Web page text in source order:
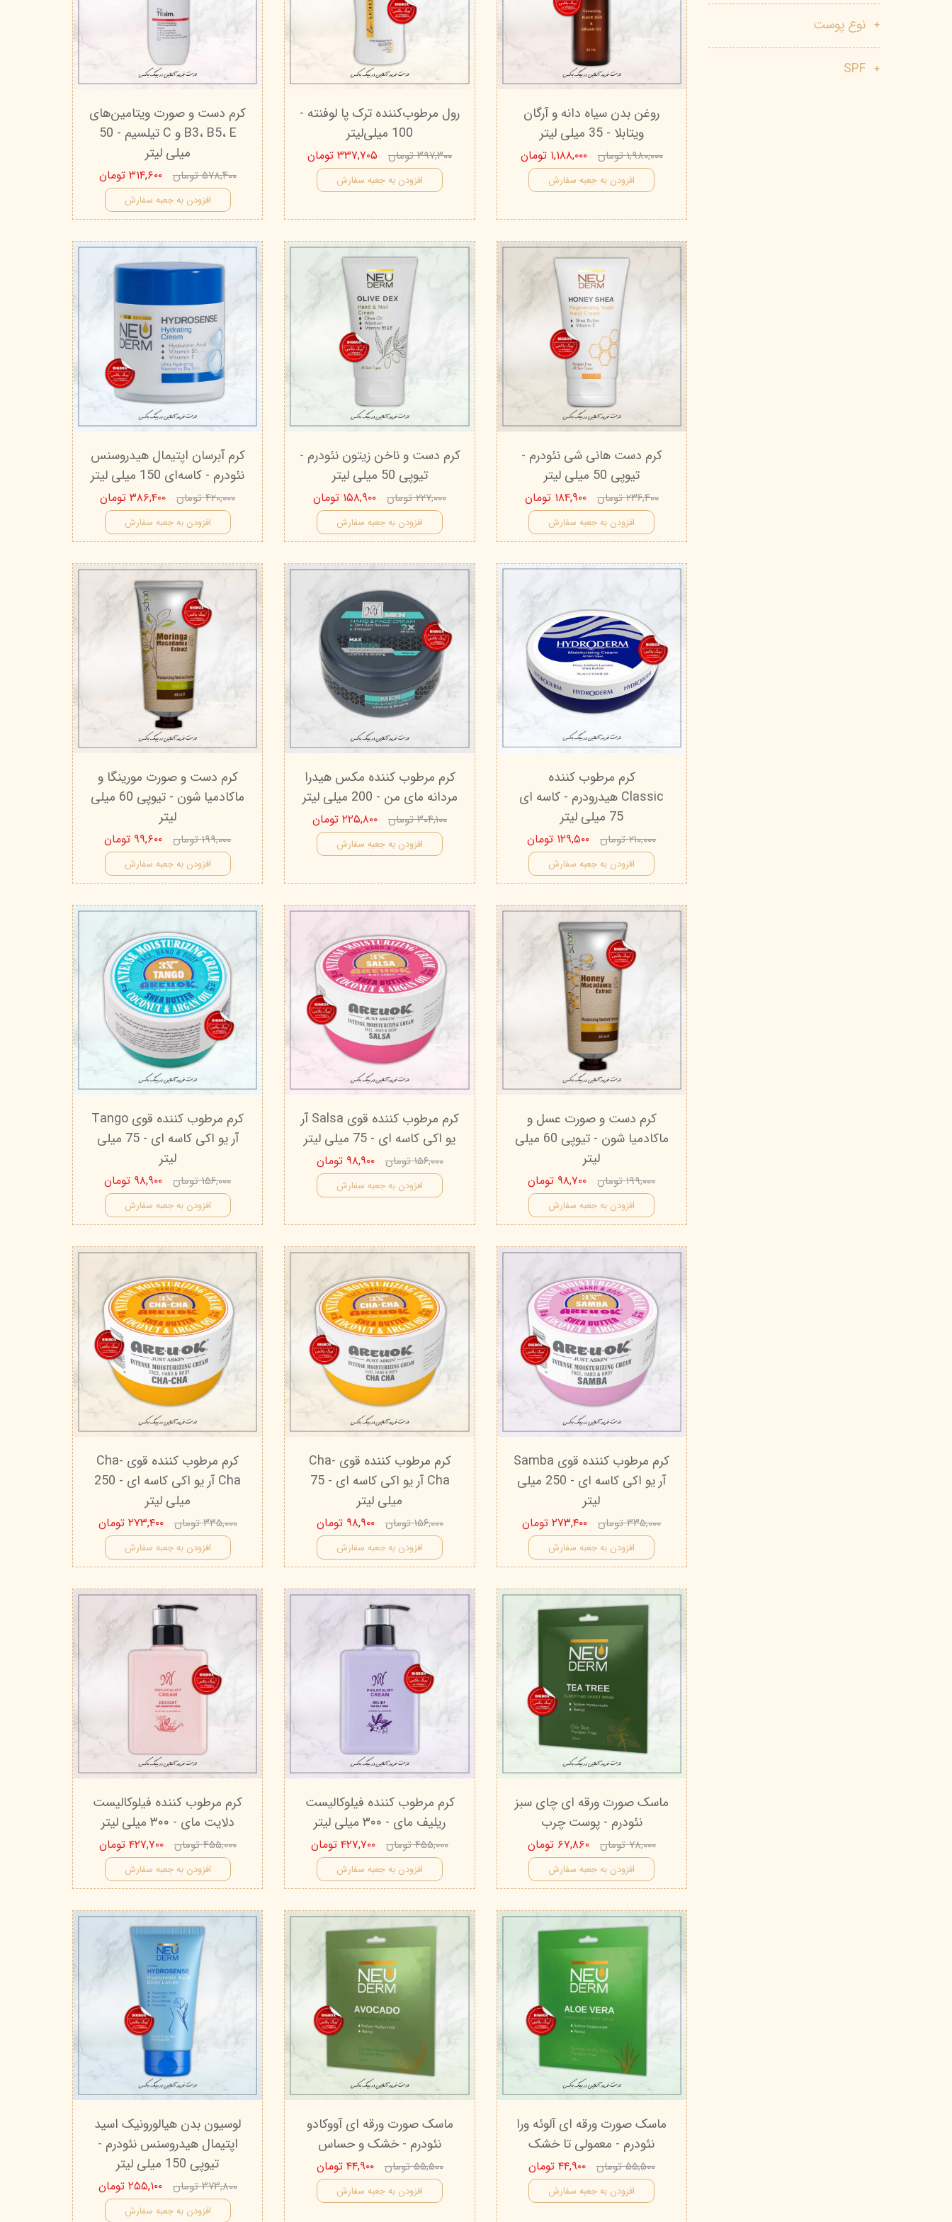
مراقبت چشم
شوینده صورت
ضد جوش و آکنه
ضد قارچ و باکتری
آبرسان و مرطوب کننده
درمالیفت میکاپ رز
آر یو آکی
هیدرودرم شال کوین
اوک شاین
دیپ سنس
یونی‌ سنس سون کوئین
ساین اسکین
لاکچری کوین
سلکشن سیتی
نوع پوست
SPF
روغن بدن سیاه دانه و آرگان
ویتابلا - 35 میلی لیتر
۱,۹۸۰,۰۰۰ تومان ۱,۱۸۸,۰۰۰ تومان
افزودن به جعبه سفارش
رول مرطوب‌کننده ترک پا لوفنته -
100 میلی‌لیتر
۳۹۷,۳۰۰ تومان ۳۳۷,۷۰۵ تومان
افزودن به جعبه سفارش
کرم دست و صورت ویتامین‌های
B3، B5، E و C تیلسیم - 50
میلی‌ لیتر
۵۷۸,۴۰۰ تومان ۳۱۴,۶۰۰ تومان
افزودن به جعبه سفارش
کرم دست هانی شی نئودرم -
تیوپی 50 میلی‌ لیتر
۲۳۶,۴۰۰ تومان ۱۸۴,۹۰۰ تومان
افزودن به جعبه سفارش
کرم دست و ناخن زیتون نئودرم -
تیوپی 50 میلی‌ لیتر
۲۲۷,۰۰۰ تومان ۱۵۸,۹۰۰ تومان
افزودن به جعبه سفارش
کرم آبرسان اپتیمال هیدروسنس
نئودرم - کاسه‌‌ای 150 میلی‌ لیتر
۴۲۰,۰۰۰ تومان ۳۸۶,۴۰۰ تومان
افزودن به جعبه سفارش
کرم مرطوب کننده
Classic هیدرودرم - کاسه ای
75 میلی لیتر
۲۱۰,۰۰۰ تومان ۱۲۹,۵۰۰ تومان
افزودن به جعبه سفارش
کرم مرطوب کننده مکس هیدرا
مردانه مای من - 200 میلی لیتر
۳۰۴,۱۰۰ تومان ۲۲۵,۸۰۰ تومان
افزودن به جعبه سفارش
کرم دست و صورت مورینگا و
ماکادمیا شون - تیوپی 60 میلی
لیتر
۱۹۹,۰۰۰ تومان ۹۹,۶۰۰ تومان
افزودن به جعبه سفارش
کرم دست و صورت عسل و
ماکادمیا شون - تیوپی 60 میلی
لیتر
۱۹۹,۰۰۰ تومان ۹۸,۷۰۰ تومان
افزودن به جعبه سفارش
کرم مرطوب کننده قوی Salsa آر
یو اکی کاسه ای - 75 میلی لیتر
۱۵۶,۰۰۰ تومان ۹۸,۹۰۰ تومان
افزودن به جعبه سفارش
کرم مرطوب کننده قوی Tango
آر یو اکی کاسه ای - 75 میلی
لیتر
۱۵۶,۰۰۰ تومان ۹۸,۹۰۰ تومان
افزودن به جعبه سفارش
کرم مرطوب کننده قوی Samba
آر یو اکی کاسه ای - 250 میلی
لیتر
۳۳۵,۰۰۰ تومان ۲۷۳,۴۰۰ تومان
افزودن به جعبه سفارش
کرم مرطوب کننده قوی Cha-
Cha آر یو اکی کاسه ای - 75
میلی لیتر
۱۵۶,۰۰۰ تومان ۹۸,۹۰۰ تومان
افزودن به جعبه سفارش
کرم مرطوب کننده قوی Cha-
Cha آر یو اکی کاسه ای - 250
میلی لیتر
۳۳۵,۰۰۰ تومان ۲۷۳,۴۰۰ تومان
افزودن به جعبه سفارش
ماسک صورت ورقه ای چای سبز
نئودرم - پوست چرب
۷۸,۰۰۰ تومان ۶۷,۸۶۰ تومان
افزودن به جعبه سفارش
کرم مرطوب کننده فیلوکالیست
ریلیف مای - ۳۰۰ میلی لیتر
۴۵۵,۰۰۰ تومان ۴۲۷,۷۰۰ تومان
افزودن به جعبه سفارش
کرم مرطوب کننده فیلوکالیست
دلایت مای - ۳۰۰ میلی لیتر
۴۵۵,۰۰۰ تومان ۴۲۷,۷۰۰ تومان
افزودن به جعبه سفارش
ماسک صورت ورقه ای آلوئه ورا
نئودرم - معمولی تا خشک
۵۵,۵۰۰ تومان ۴۴,۹۰۰ تومان
افزودن به جعبه سفارش
ماسک صورت ورقه ای آووکادو
نئودرم - خشک و حساس
۵۵,۵۰۰ تومان ۴۴,۹۰۰ تومان
افزودن به جعبه سفارش
لوسیون بدن هیالورونیک اسید
اپتیمال هیدروسنس نئودرم -
تیوپی 150 میلی‌ لیتر
۳۷۳,۸۰۰ تومان ۲۵۵,۱۰۰ تومان
افزودن به جعبه سفارش